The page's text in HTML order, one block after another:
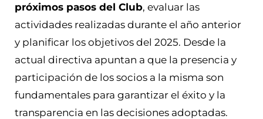
próximos pasos del Club, evaluar las
actividades realizadas durante el año anterior
y planificar los objetivos del 2025. Desde la
actual directiva apuntan a que la presencia y
participación de los socios a la misma son
fundamentales para garantizar el éxito y la
transparencia en las decisiones adoptadas.